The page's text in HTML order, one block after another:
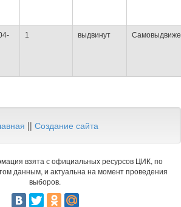
1 выдвинут
|| Создание сайта
взята с официальных ресурсов ЦИК, по
данным, и актуальна на момент проведения
выборов.